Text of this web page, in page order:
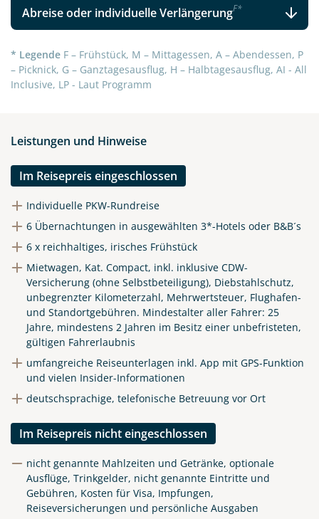
Abreise oder individuelle VerlängerungF*
* Legende F – Frühstück, M – Mittagessen, A – Abendessen, P
– Picknick, G – Ganztagesausflug, H – Halbtagesausflug, AI - All
Inclusive, LP - Laut Programm
Leistungen und Hinweise
Im Reisepreis eingeschlossen
Individuelle PKW-Rundreise
6 Übernachtungen in ausgewählten 3*-Hotels oder B&B´s
6 x reichhaltiges, irisches Frühstück
Mietwagen, Kat. Compact, inkl. inklusive CDW-
Versicherung (ohne Selbstbeteiligung), Diebstahlschutz,
unbegrenzter Kilometerzahl, Mehrwertsteuer, Flughafen-
und Standortgebühren. Mindestalter aller Fahrer: 25
Jahre, mindestens 2 Jahren im Besitz einer unbefristeten,
gültigen Fahrerlaubnis
umfangreiche Reiseunterlagen inkl. App mit GPS-Funktion
und vielen Insider-Informationen
deutschsprachige, telefonische Betreuung vor Ort
Im Reisepreis nicht eingeschlossen
nicht genannte Mahlzeiten und Getränke, optionale
Ausflüge, Trinkgelder, nicht genannte Eintritte und
Gebühren, Kosten für Visa, Impfungen,
Reiseversicherungen und persönliche Ausgaben